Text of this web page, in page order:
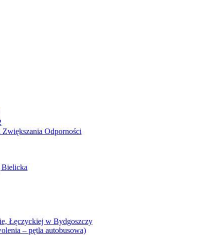
Odporności
Bielicka
Łęczyckiej w Bydgoszczy
– pętla autobusowa)